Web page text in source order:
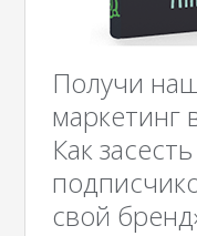
Получи
маркетинг
Как
свой